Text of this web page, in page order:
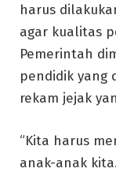
harus
agar kualitas
Pemerintah
pendidik yang
rekam jejak
“Kita harus
anak-anak